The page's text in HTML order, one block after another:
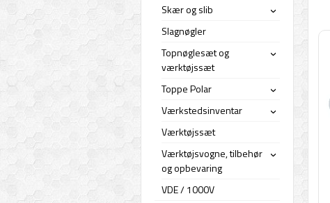
Skær og slib ›
Slagnøgler
Topnøglesæt og
værktøjssæt
›
Toppe Polar ›
Værkstedsinventar ›
Værktøjssæt
Værktøjsvogne, tilbehør
og opbevaring
›
VDE / 1000V